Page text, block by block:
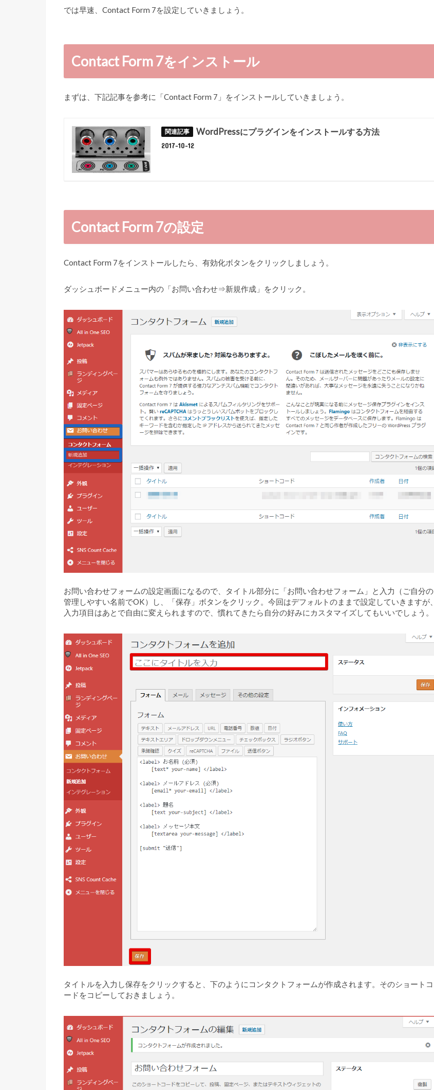
では早速、Contact Form 7を設定していきましょう。
Contact Form 7をインストール
まずは、下記記事を参考に「Contact Form 7」をインストールしていきましょう。
WordPressにプラグインをインストールする方法
2017-10-12
Contact Form 7の設定
Contact Form 7をインストールしたら、有効化ボタンをクリックしましょう。
ダッシュボードメニュー内の「お問い合わせ⇒新規作成」をクリック。
お問い合わせフォームの設定画面になるので、タイトル部分に「お問い合わせフォーム」と入力（ご自分の
管理しやすい名前でOK）し、「保存」ボタンをクリック。今回はデフォルトのままで設定していきますが、
入力項目はあとで自由に変えられますので、慣れてきたら自分の好みにカスタマイズしてもいいでしょう。
タイトルを入力し保存をクリックすると、下のようにコンタクトフォームが作成されます。そのショートコ
ードをコピーしておきましょう。